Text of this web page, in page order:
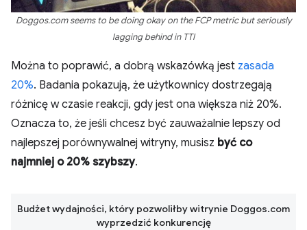
Doggos.com seems to be doing okay on the FCP metric but seriously
lagging behind in TTI
Można to poprawić, a dobrą wskazówką jest zasada
20%. Badania pokazują, że użytkownicy dostrzegają
różnicę w czasie reakcji, gdy jest ona większa niż 20%.
Oznacza to, że jeśli chcesz być zauważalnie lepszy od
najlepszej porównywalnej witryny, musisz być co
najmniej o 20% szybszy.
Budżet wydajności, który pozwoliłby witrynie Doggos.com
wyprzedzić konkurencję